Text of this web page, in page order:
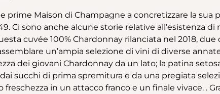
prime Maison di Champagne a concretizzare la
Ci sono anche alcune storie relative all’esistenza
cuvée 100% Chardonnay rilanciata nel 2018,
un’ampia selezione di vini di diverse
dei giovani Chardonnay da un lato; la patina
succhi di prima spremitura e da una pregiata
in un attacco franco e un finale vivace. .